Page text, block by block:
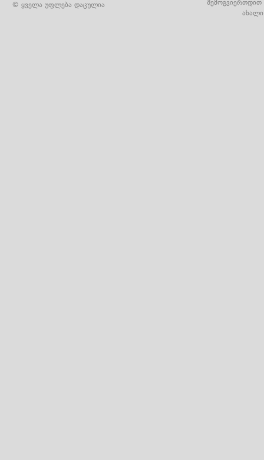
© ყველა უფლება დაცულია
შემოგვიერთდით
ახალი